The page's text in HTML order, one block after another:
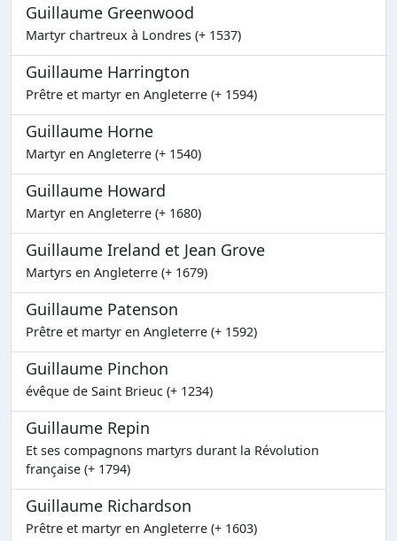
Guillaume Greenwood
Martyr chartreux à Londres (+ 1537)
Guillaume Harrington
Prêtre et martyr en Angleterre (+ 1594)
Guillaume Horne
Martyr en Angleterre (+ 1540)
Guillaume Howard
Martyr en Angleterre (+ 1680)
Guillaume Ireland et Jean Grove
Martyrs en Angleterre (+ 1679)
Guillaume Patenson
Prêtre et martyr en Angleterre (+ 1592)
Guillaume Pinchon
évêque de Saint Brieuc (+ 1234)
Guillaume Repin
Et ses compagnons martyrs durant la Révolution
française (+ 1794)
Guillaume Richardson
Prêtre et martyr en Angleterre (+ 1603)